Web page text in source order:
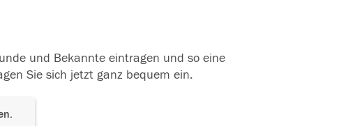
und Bekannte eintragen und so eine
Sie sich jetzt ganz bequem ein.